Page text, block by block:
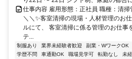
仕事内容 雇用形態：正社員 職種：清
＼＼✨客室清掃の現場・人材管理のお
ルにて、 客室清掃に係る管理のお仕事
テ...
制服あり 業界未経験者歓迎 副業・WワークOK
学歴不問
車通勤OK 職場見学可 転勤なし 未